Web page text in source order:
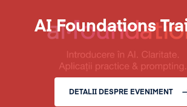
AI Foundations
DETALII DESPRE EVENIMENT